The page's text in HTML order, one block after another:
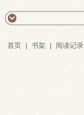
首页 书架 阅读记录